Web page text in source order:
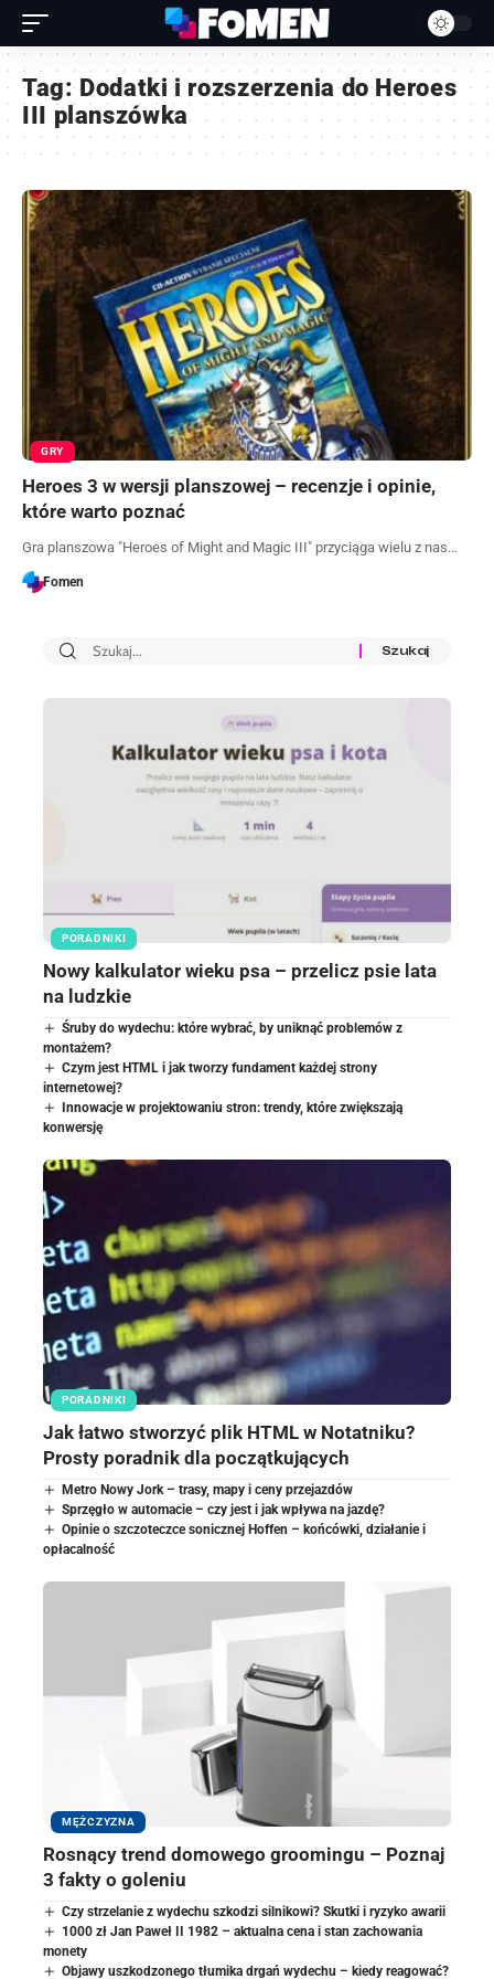
Tag: Dodatki i rozszerzenia do Heroes
III planszówka
GRY
Heroes 3 w wersji planszowej – recenzje i opinie,
które warto poznać
Gra planszowa "Heroes of Might and Magic III" przyciąga wielu z nas…
Fomen
PORADNIKI
Nowy kalkulator wieku psa – przelicz psie lata
na ludzkie
Śruby do wydechu: które wybrać, by uniknąć problemów z
montażem?
Czym jest HTML i jak tworzy fundament każdej strony
internetowej?
Innowacje w projektowaniu stron: trendy, które zwiększają
konwersję
PORADNIKI
Jak łatwo stworzyć plik HTML w Notatniku?
Prosty poradnik dla początkujących
Metro Nowy Jork – trasy, mapy i ceny przejazdów
Sprzęgło w automacie – czy jest i jak wpływa na jazdę?
Opinie o szczoteczce sonicznej Hoffen – końcówki, działanie i
opłacalność
MĘŻCZYZNA
Rosnący trend domowego groomingu – Poznaj
3 fakty o goleniu
Czy strzelanie z wydechu szkodzi silnikowi? Skutki i ryzyko awarii
1000 zł Jan Paweł II 1982 – aktualna cena i stan zachowania
monety
Objawy uszkodzonego tłumika drgań wydechu – kiedy reagować?